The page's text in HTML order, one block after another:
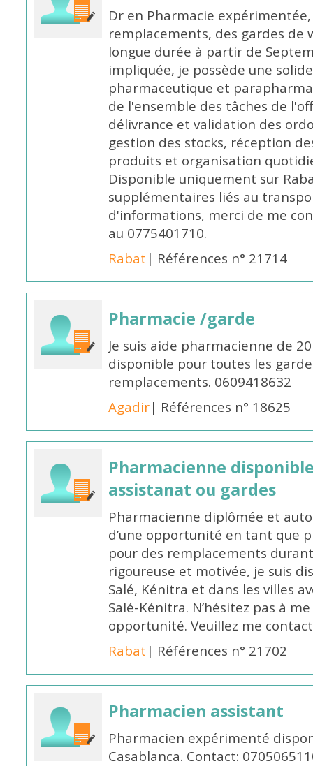
Dr en Pharmacie
remplacements, des gardes de
longue durée à partir de
impliquée, je possède une
pharmaceutique et
de l'ensemble des tâches de
délivrance et validation des
gestion des stocks, réception
produits et organisation
Disponible uniquement sur
supplémentaires liés au
d'informations, merci de me
au 0775401710.
Rabat | Références n° 21714
Pharmacie /garde
Je suis aide pharmacienne de
disponible pour toutes les
remplacements. 0609418632
Agadir| Références n° 18625
Pharmacienne
assistanat ou gardes
Pharmacienne diplômée et
d’une opportunité en tant que
pour des remplacements
rigoureuse et motivée, je suis
Salé, Kénitra et dans les villes
Salé-Kénitra. N’hésitez pas à
opportunité. Veuillez me
Rabat | Références n° 21702
Pharmacien assistant
Pharmacien expérimenté
Casablanca. Contact: